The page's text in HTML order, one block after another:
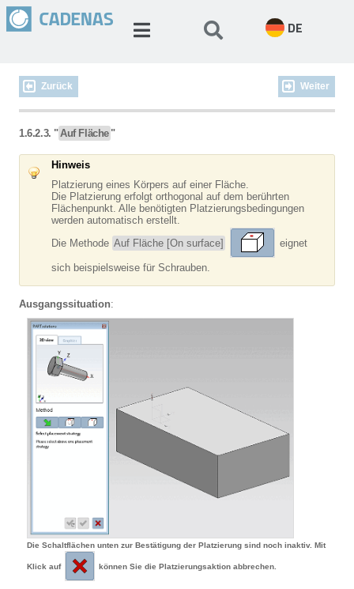
DE
Zurück Weiter
1.6.2.3. "Auf Fläche "
Hinweis
Platzierung eines Körpers auf einer Fläche.
Die Platzierung erfolgt orthogonal auf dem berührten
Flächenpunkt. Alle benötigten Platzierungsbedingungen
werden automatisch erstellt.
Die Methode Auf Fläche [On surface] eignet
sich beispielsweise für Schrauben.
Ausgangssituation:
Die Schaltflächen unten zur Bestätigung der Platzierung sind noch inaktiv. Mit
Klick auf können Sie die Platzierungsaktion abbrechen.